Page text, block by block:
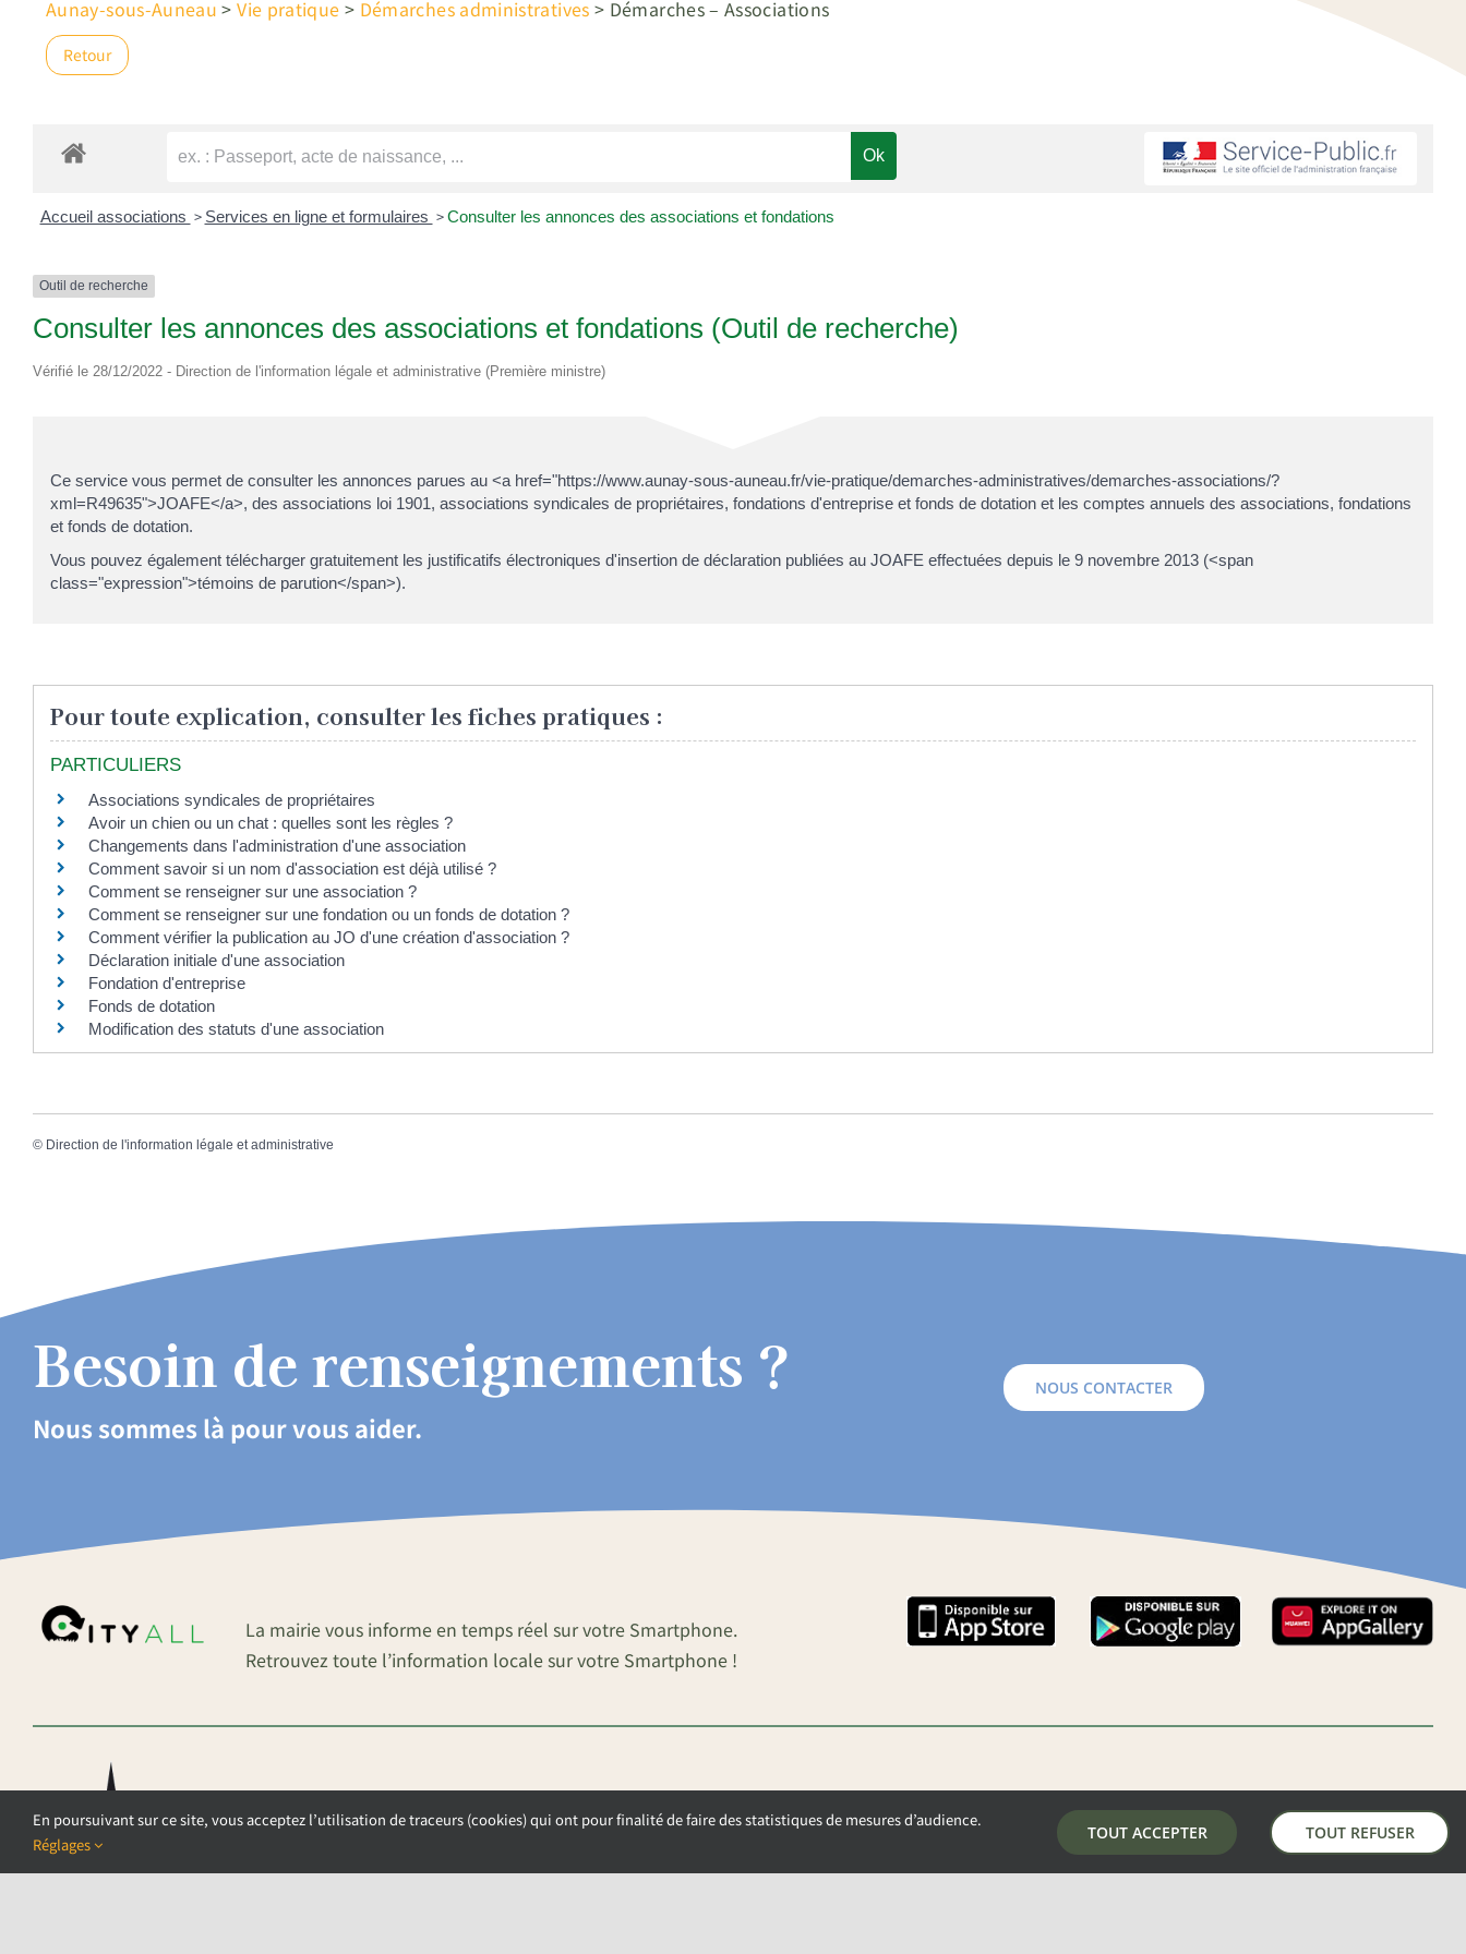
Aunay-sous-Auneau >Vie pratique > Démarches administratives > Démarches – Associations
Retour
Accueil associations > Services en ligne et formulaires > Consulter les annonces des associations et fondations
Outil de recherche
Consulter les annonces des associations et fondations (Outil de recherche)
Vérifié le 28/12/2022 - Direction de l'information légale et administrative (Première ministre)
Ce service vous permet de consulter les annonces parues au <a href="https://www.aunay-sous-auneau.fr/vie-pratique/demarches-administratives/demarches-associations/?
xml=R49635">JOAFE</a>, des associations loi 1901, associations syndicales de propriétaires, fondations d'entreprise et fonds de dotation et les comptes annuels des associations, fondations
et fonds de dotation.
Vous pouvez également télécharger gratuitement les justificatifs électroniques d'insertion de déclaration publiées au JOAFE effectuées depuis le 9 novembre 2013 (<span
class="expression">témoins de parution</span>).
Pour toute explication, consulter les fiches pratiques :
PARTICULIERS
Associations syndicales de propriétaires
Avoir un chien ou un chat : quelles sont les règles ?
Changements dans l'administration d'une association
Comment savoir si un nom d'association est déjà utilisé ?
Comment se renseigner sur une association ?
Comment se renseigner sur une fondation ou un fonds de dotation ?
Comment vérifier la publication au JO d'une création d'association ?
Déclaration initiale d'une association
Fondation d'entreprise
Fonds de dotation
Modification des statuts d'une association
© Direction de l'information légale et administrative
Besoin de renseignements ?
Nous sommes là pour vous aider.
NOUS CONTACTER
La mairie vous informe en temps réel sur votre Smartphone.
Retrouvez toute l’information locale sur votre Smartphone !
OUVERTURE DE LA MAIRIE LA MAIRIE DE AUNAY-SOUS-AUNEAU
5 place de la mairie, 28700 Aunay-Sous-Auneau
En poursuivant sur ce site, vous acceptez l’utilisation de traceurs (cookies) qui ont pour finalité de faire des statistiques de mesures d’audience.
Réglages
TOUT ACCEPTER TOUT REFUSER